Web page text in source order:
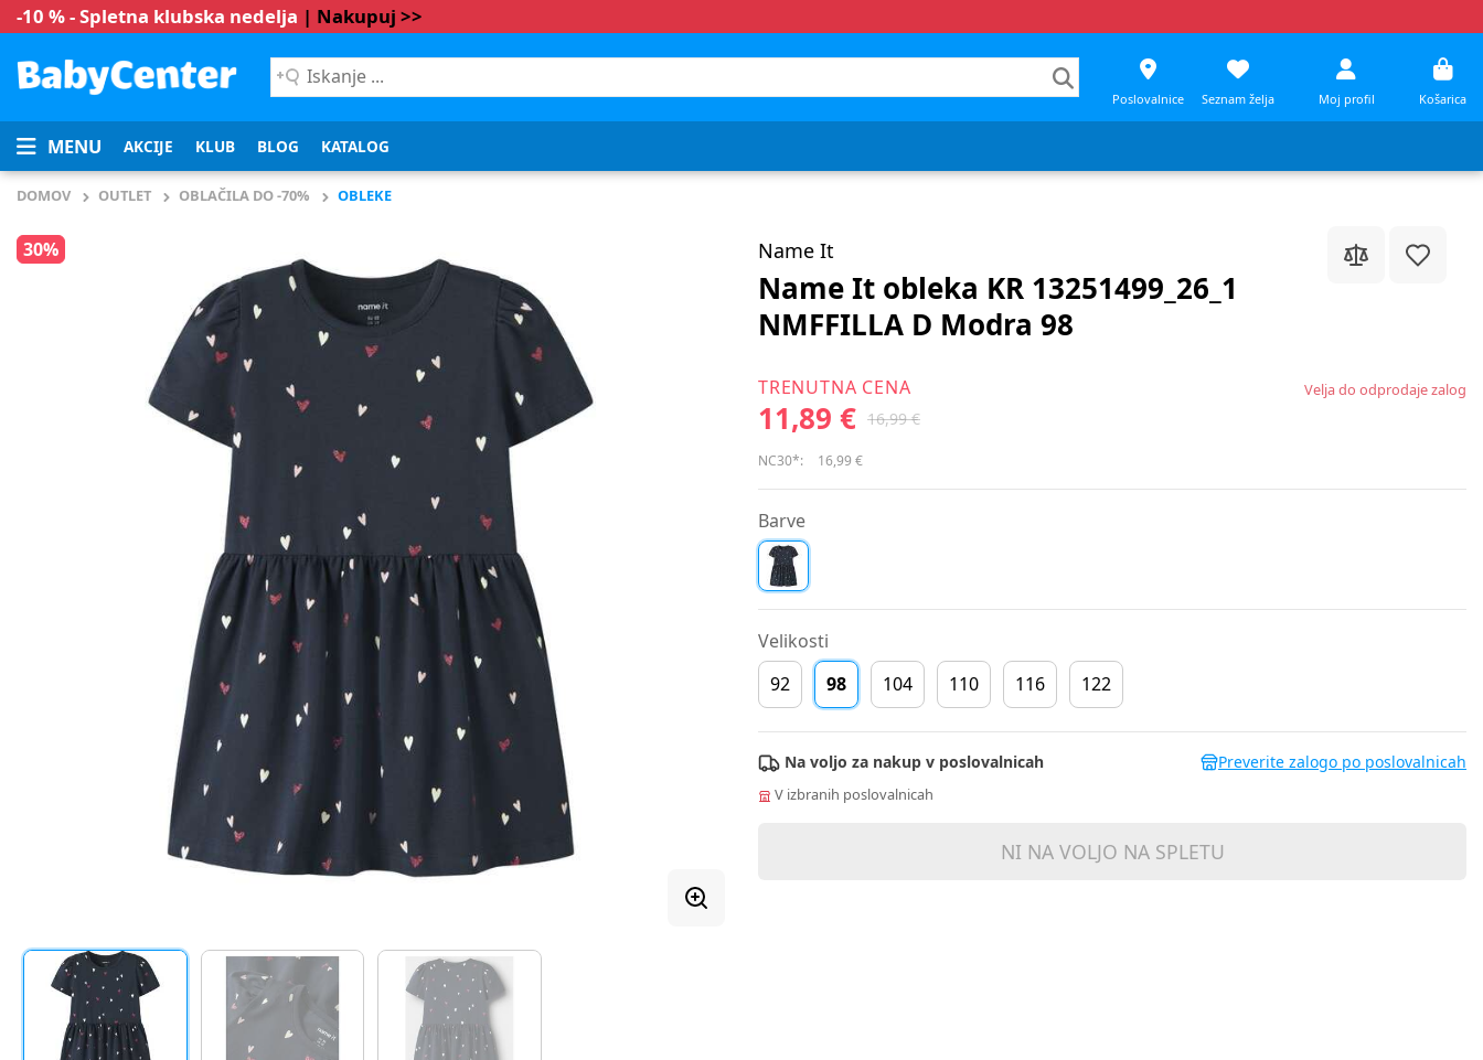
-10 % - Spletna klubska nedelja | Nakupuj >>
Iskanje
...
Poslovalnice Seznam želja Moj profil Košarica
MENU AKCIJE KLUB BLOG KATALOG
DOMOV OUTLET OBLAČILA DO -70% OBLEKE
30% Name It
Name It obleka KR 13251499_26_1
NMFFILLA D Modra 98
TRENUTNA CENA
11,89 € 16,99 €
Velja do odprodaje zalog
NC30*: 16,99 €
Barve
Velikosti
92
98 104 110 116 122
Na voljo za nakup v poslovalnicah Preverite zalogo po poslovalnicah
V izbranih poslovalnicah
NI NA VOLJO NA SPLETU